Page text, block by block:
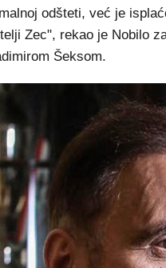
odšteti, već je
Zec", rekao je Nobilo
Šeksom.